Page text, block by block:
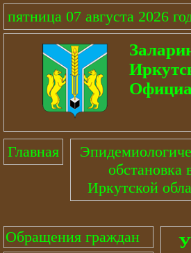
пятница 07 августа 2026
Главная
обстановка
Иркутской
Обращения граждан